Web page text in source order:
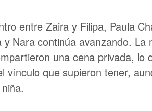
entre Zaira y Filipa, Paula
Nara continúa avanzando. La
una cena privada, lo
vínculo que supieron tener,